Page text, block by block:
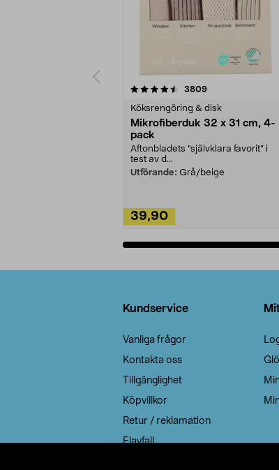
3809recensioner
Köksrengöring & disk
Mikrofiberduk 32 x 31 cm, 4-
pack
Aftonbladets "självklara favorit” i
test av d...
Utförande: Grå/beige
39,90
4.0av 5 stjärnor
Kundservice
Vanliga frågor
Kontakta oss
Tillgänglighet
Köpvillkor
Retur / reklamation
Elavfall